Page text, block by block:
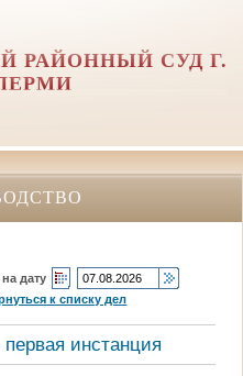
РАЙОННЫЙ СУД Г.
дату
к списку дел
инстанция